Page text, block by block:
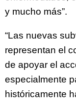
y mucho más”.
“Las nuevas
representan el
de apoyar el
especialmente
históricamente